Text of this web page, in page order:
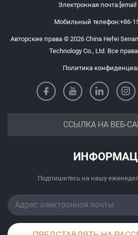
Электронная почта:
Мобильный телефон:+86-
Авторские права © 2026 China Hefei
Technology Co., Ltd. Все
Политика
ССЫЛКА НА ВЕБ-
https://
Подпишитесь на нашу